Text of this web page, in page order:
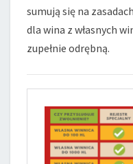
sumują się na
dla wina z własnych
zupełnie odrębną.